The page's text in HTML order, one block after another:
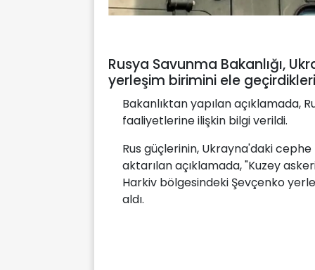
Rusya Savunma Bakanlığı,
yerleşim birimini ele
Bakanlıktan yapılan açıklamada,
faaliyetlerine ilişkin bilgi verildi.
Rus güçlerinin, Ukrayna'daki
aktarılan açıklamada, "Kuzey
Harkiv bölgesindeki Şevçenko
aldı.